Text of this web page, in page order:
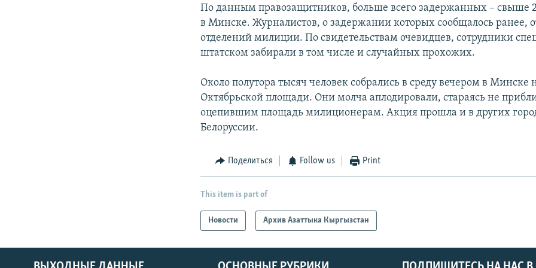
По данным правозащитников, больше всего задержанных – свыше
в Минске. Журналистов, о задержании которых сообщалось ранее,
отделений милиции. По свидетельствам очевидцев, сотрудники
штатском забирали в том числе и случайных прохожих.
Около полутора тысяч человек собрались в среду вечером в Минске
Октябрьской площади. Они молча аплодировали, стараясь не
оцепившим площадь милиционерам. Акция прошла и в других
Белоруссии.
Поделиться Follow us Print
This item is part of
Новости Архив Азаттыка Кыргызстан